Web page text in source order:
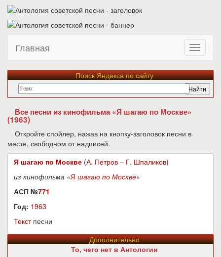
Главная
Поиск Яндекса по сайту
Все песни из кинофильма «Я шагаю по Москве»
(1963)
Откройте спойлер, нажав на кнопку-заголовок песни в
месте, свободном от надписей.
Я шагаю по Москве (А. Петров – Г. Шпаликов)
из кинофильма «Я шагаю по Москве»
АСП №771
Год: 1963
Текстпесни
Дополнительно
То, чего нет в Антологии